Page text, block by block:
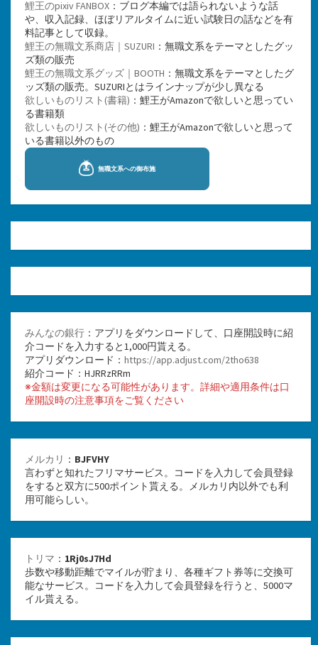
鯉王のpixiv FANBOX ：ブログ本編では語られないような話
や、収入記録、ほぼリアルタイムに近い試験日の話などを有
料記事として収録。
鯉王の無職文系商店｜SUZURI ：無職文系をテーマとしたグッ
ズ類の販売
鯉王の無職文系グッズ｜BOOTH ：無職文系をテーマとしたグ
ッズ類の販売。SUZURIとはラインナップが少し異なる
欲しいものリスト(書籍) ：鯉王がAmazonで欲しいと思ってい
る書籍類
欲しいものリスト(その他) ：鯉王がAmazonで欲しいと思って
いる書籍以外のもの
みんなの銀行 ：アプリをダウンロードして、口座開設時に紹
介コードを入力すると1,000円貰える。
アプリダウンロード： https://app.adjust.com/2tho638
紹介コード：HJRRzRRm
※金額は変更になる可能性があります。詳細や適用条件は口
座開設時の注意事項をご覧ください
メルカリ ： BJFVHY
言わずと知れたフリマサービス。コードを入力して会員登録
をすると双方に500ポイント貰える。メルカリ内以外でも利
用可能らしい。
トリマ ： 1Rj0sJ7Hd
歩数や移動距離でマイルが貯まり、各種ギフト券等に交換可
能なサービス。コードを入力して会員登録を行うと、5000マ
イル貰える。